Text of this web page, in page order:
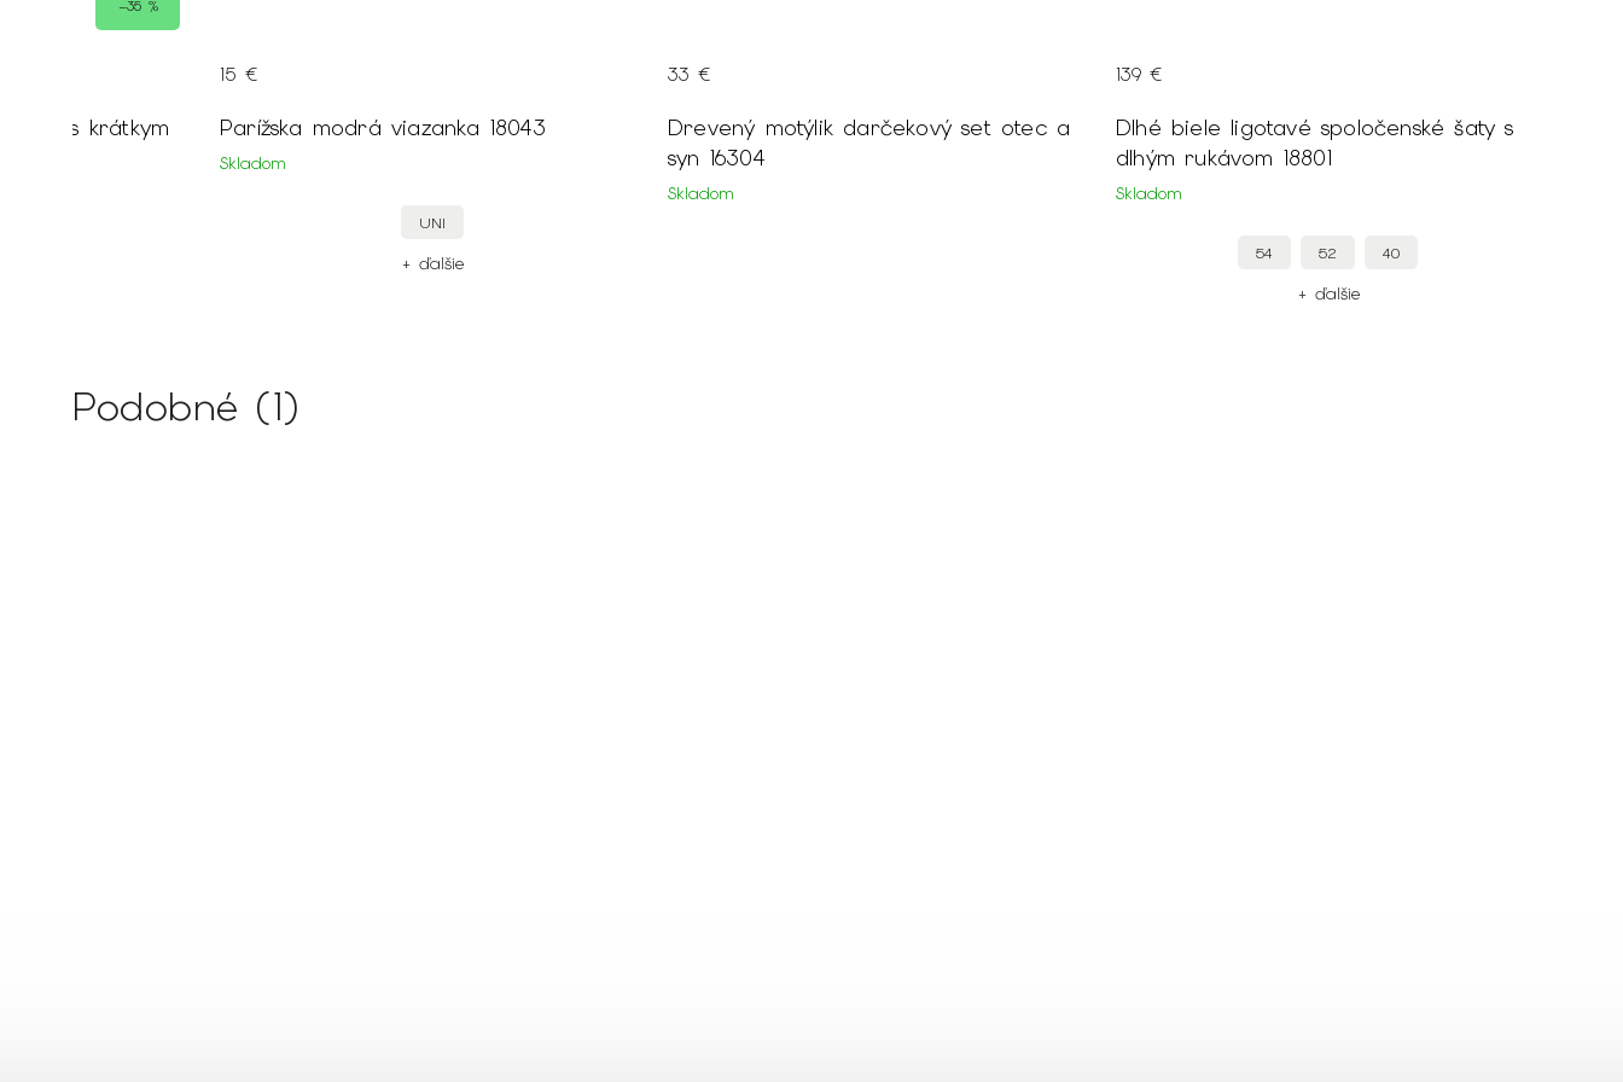
–35 %
Parížska modrá viazanka 18043
Skladom
15 €
UNI
+ ďalšie
Drevený motýlik darčekový set otec a
syn 16304
Skladom
33 €
Dlhé biele ligotavé spoločenské šaty s
dlhým rukávom 18801
Skladom
139 €
54 52 40
+ ďalšie
Podobné (1)